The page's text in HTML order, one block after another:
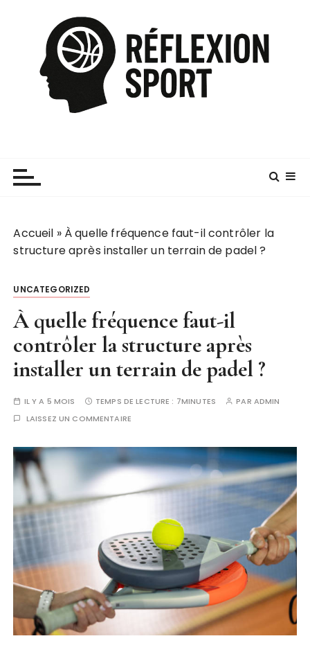
Accueil » À quelle fréquence faut-il contrôler la
structure après installer un terrain de padel ?
UNCATEGORIZED
À quelle fréquence faut-il
contrôler la structure après
installer un terrain de padel ?
IL Y A 5 MOIS TEMPS DE LECTURE : 7MINUTES PAR ADMIN
LAISSEZ UN COMMENTAIRE